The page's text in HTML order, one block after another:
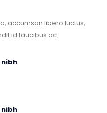
accumsan libero luctus,
id faucibus ac.
nibh
nibh